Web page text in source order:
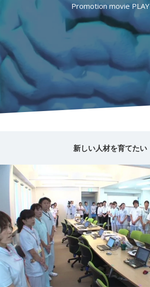
Promotion movie PLAY
新しい人材を育てたい